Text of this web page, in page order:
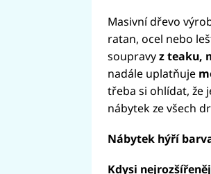
Masivní dřevo
ratan, ocel nebo
soupravyz teaku,
nadále uplatňuje
třeba si ohlídat, že
nábytek ze všech
Nábytek hýří
Kdysi